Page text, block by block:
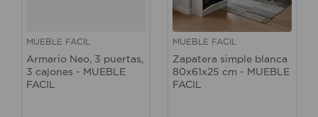
MUEBLE FACIL
Armario Neo, 3 puertas,
3 cajones - MUEBLE
FACIL
MUEBLE FACIL
Zapatera simple blanca
80x61x25 cm - MUEBLE
FACIL